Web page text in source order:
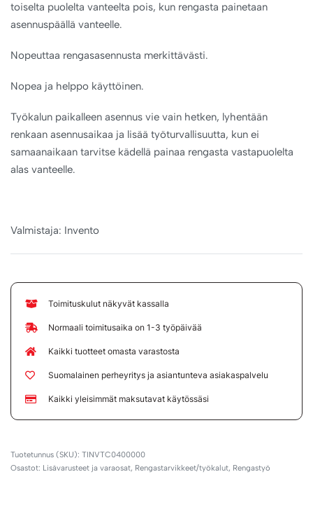
toiselta puolelta vanteelta pois, kun rengasta painetaan
asennuspäällä vanteelle.
Nopeuttaa rengasasennusta merkittävästi.
Nopea ja helppo käyttöinen.
Työkalun paikalleen asennus vie vain hetken, lyhentään
renkaan asennusaikaa ja lisää työturvallisuutta, kun ei
samaanaikaan tarvitse kädellä painaa rengasta vastapuolelta
alas vanteelle.
Valmistaja: Invento
Toimituskulut näkyvät kassalla
Normaali toimitusaika on 1-3 työpäivää
Kaikki tuotteet omasta varastosta
Suomalainen perheyritys ja asiantunteva asiakaspalvelu
Kaikki yleisimmät maksutavat käytössäsi
TINVTC0400000
Osastot: Lisävarusteet ja varaosat, Rengastarvikkeet/työkalut, Rengastyö